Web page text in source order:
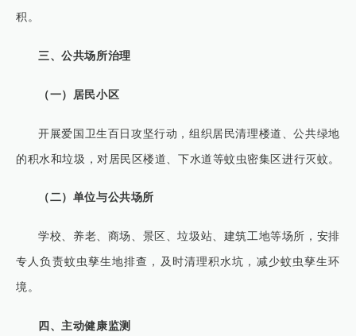
积。
三、公共场所治理
（一）居民小区
开展爱国卫生百日攻坚行动，组织居民清理楼道、公共绿地
的积水和垃圾，对居民区楼道、下水道等蚊虫密集区进行灭蚊。
（二）单位与公共场所
学校、养老、商场、景区、垃圾站、建筑工地等场所，安排
专人负责蚊虫孳生地排查，及时清理积水坑，减少蚊虫孳生环
境。
四、主动健康监测